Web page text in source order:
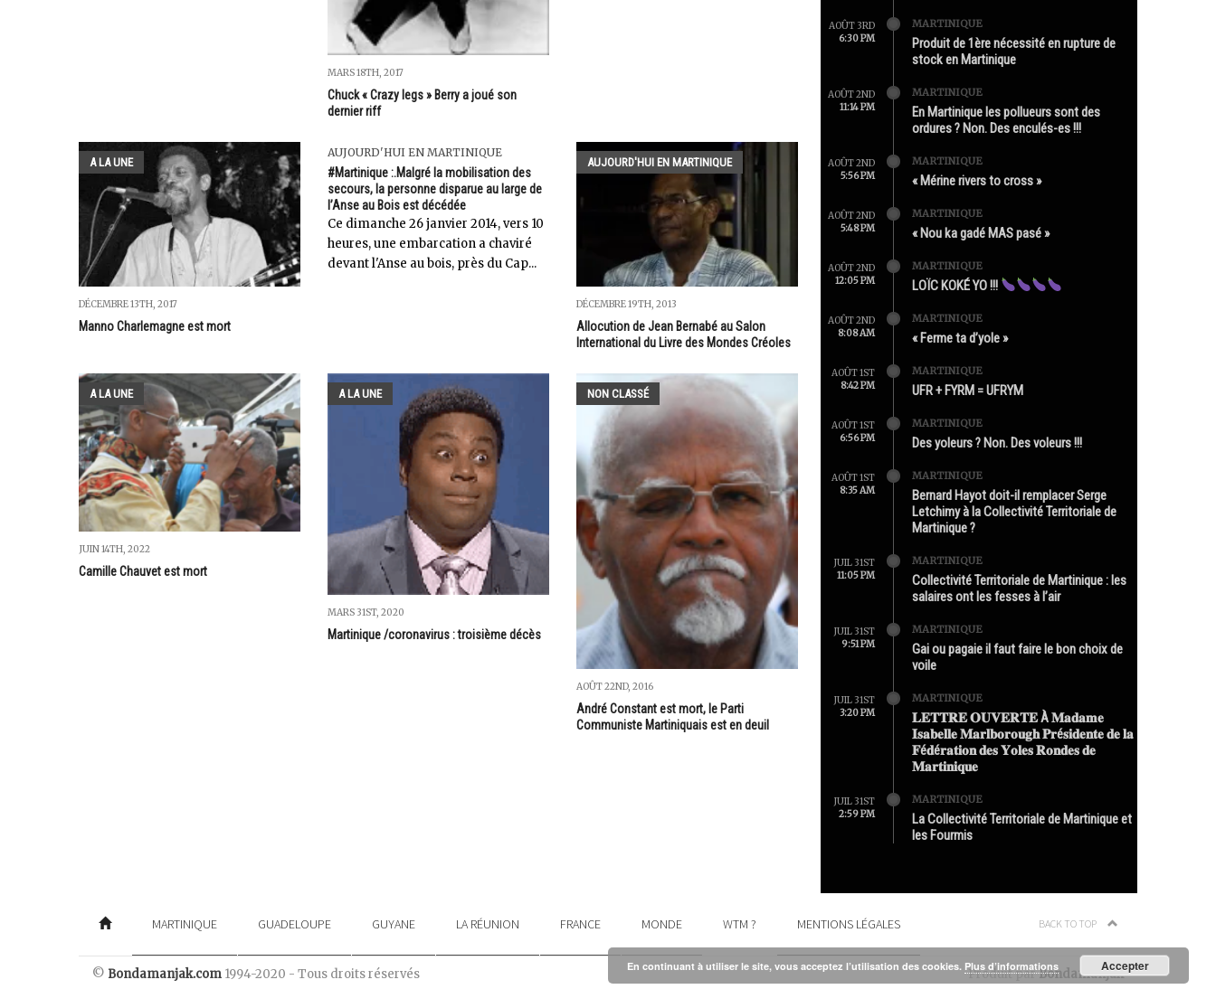
MARS 18TH, 2017
Chuck « Crazy legs » Berry a joué son
dernier riff
A LA UNE
DÉCEMBRE 13TH, 2017
Manno Charlemagne est mort
AUJOURD'HUI EN MARTINIQUE
#Martinique :.Malgré la mobilisation des
secours, la personne disparue au large de
l’Anse au Bois est décédée
Ce dimanche 26 janvier 2014, vers 10
heures, une embarcation a chaviré
devant l'Anse au bois, près du Cap...
AUJOURD'HUI EN MARTINIQUE
DÉCEMBRE 19TH, 2013
Allocution de Jean Bernabé au Salon
International du Livre des Mondes Créoles
A LA UNE
JUIN 14TH, 2022
Camille Chauvet est mort
A LA UNE
MARS 31ST, 2020
Martinique /coronavirus : troisième décès
NON CLASSÉ
AOÛT 22ND, 2016
André Constant est mort, le Parti
Communiste Martiniquais est en deuil
AOÛT 3RD
6:30 PM
MARTINIQUE
Produit de 1ère nécessité en rupture de
stock en Martinique
AOÛT 2ND
11:14 PM
MARTINIQUE
En Martinique les pollueurs sont des
ordures ? Non. Des enculés-es !!!
AOÛT 2ND
5:56 PM
MARTINIQUE
« Mérine rivers to cross »
AOÛT 2ND
5:48 PM
MARTINIQUE
« Nou ka gadé MAS pasé »
AOÛT 2ND
12:05 PM
MARTINIQUE
LOÏC KOKÉ YO !!!
AOÛT 2ND
8:08 AM
MARTINIQUE
« Ferme ta d’yole »
AOÛT 1ST
8:42 PM
MARTINIQUE
UFR + FYRM = UFRYM
AOÛT 1ST
6:56 PM
MARTINIQUE
Des yoleurs ? Non. Des voleurs !!!
AOÛT 1ST
8:35 AM
MARTINIQUE
Bernard Hayot doit-il remplacer Serge
Letchimy à la Collectivité Territoriale de
Martinique ?
JUIL 31ST
11:05 PM
MARTINIQUE
Collectivité Territoriale de Martinique : les
salaires ont les fesses à l’air
JUIL 31ST
9:51 PM
MARTINIQUE
Gai ou pagaie il faut faire le bon choix de
voile
JUIL 31ST
3:20 PM
MARTINIQUE
𝐋𝐄𝐓𝐓𝐑𝐄 𝐎𝐔𝐕𝐄𝐑𝐓𝐄 À 𝐌𝐚𝐝𝐚𝐦𝐞
𝐈𝐬𝐚𝐛𝐞𝐥𝐥𝐞 𝐌𝐚𝐫𝐥𝐛𝐨𝐫𝐨𝐮𝐠𝐡 𝐏𝐫é𝐬𝐢𝐝𝐞𝐧𝐭𝐞 𝐝𝐞 𝐥𝐚
𝐅é𝐝é𝐫𝐚𝐭𝐢𝐨𝐧 𝐝𝐞𝐬 𝐘𝐨𝐥𝐞𝐬 𝐑𝐨𝐧𝐝𝐞𝐬 𝐝𝐞
𝐌𝐚𝐫𝐭𝐢𝐧𝐢𝐪𝐮𝐞
JUIL 31ST
2:59 PM
MARTINIQUE
La Collectivité Territoriale de Martinique et
les Fourmis
MARTINIQUE GUADELOUPE GUYANE LA RÉUNION FRANCE MONDE WTM ? MENTIONS LÉGALES BACK TO TOP
© Bondamanjak.com 1994-2020 - Tous droits réservés Produit parBondamanjak
En continuant à utiliser le site, vous acceptez l’utilisation des cookies. Plus d’informations Accepter